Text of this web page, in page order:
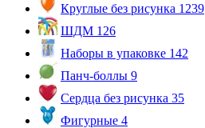
Круглые без рисунка 1239
ШДМ 126
Наборы в упаковке 142
Панч-боллы 9
Сердца без рисунка 35
Фигурные 4